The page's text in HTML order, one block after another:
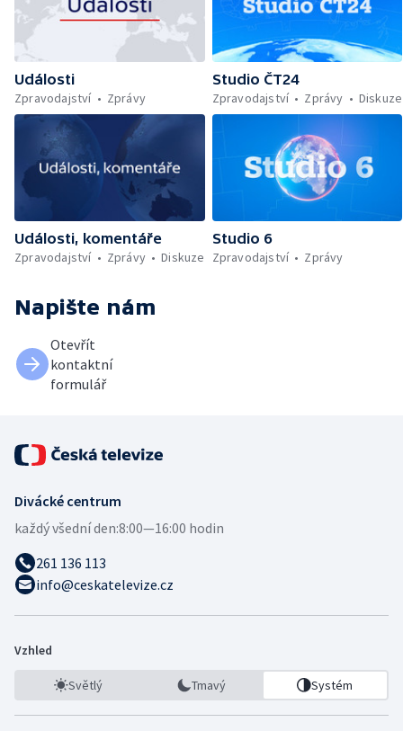
Události
Zpravodajství
Zprávy
Studio ČT24
Zpravodajství
Zprávy Diskuze
Události, komentáře
Zpravodajství
Zprávy Diskuze
Studio 6
Zpravodajství
Zprávy
Napište nám
Otevřít
kontaktní
formulář
Divácké centrum
každý všední den:8:00—16:00 hodin
261 136 113
info@ceskatelevize.cz
Vzhled
Světlý Tmavý Systém